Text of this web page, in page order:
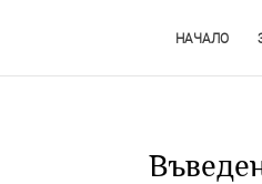
НАЧАЛО